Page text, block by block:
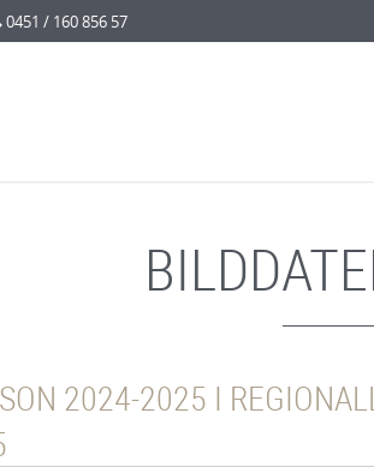
0451 / 160 856 57
2024-2025 I